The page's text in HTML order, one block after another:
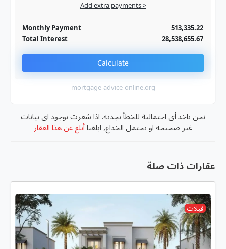
Add extra payments >
Monthly Payment
513,335.22
Total Interest
28,538,655.67
Calculate
mortgage-advice-online.org
نحن ناخد أى احتمالية للخطأ بجدية. اذا شعرت بوجود اى بيانات
غير صحيحه او تحتمل الخداع, ابلغنا أبلغ عن هذا العقار
عقارات ذات صلة
فيلات